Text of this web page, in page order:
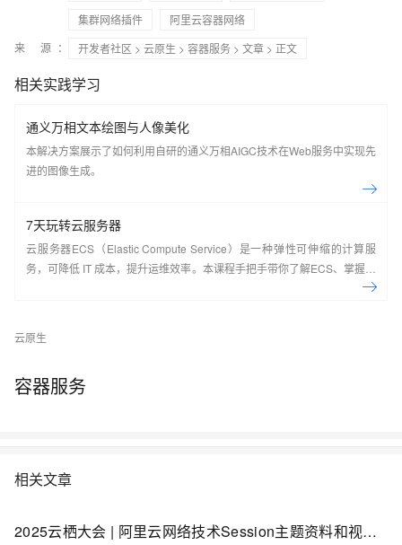
集群网络插件
阿里云容器网络
来 源：
开发者社区 > 云原生 > 容器服务 > 文章 > 正文
相关实践学习
通义万相文本绘图与人像美化
本解决方案展示了如何利用自研的通义万相AIGC技术在Web服务中实现先
进的图像生成。
7天玩转云服务器
云服务器ECS（Elastic Compute Service）是一种弹性可伸缩的计算服
务，可降低 IT 成本，提升运维效率。本课程手把手带你了解ECS、掌握基
本操作、动手实操快照管理、镜像管理等。了解产品详
云原生
容器服务
相关文章
2025云栖大会 | 阿里云网络技术Session主题资料和视频回放归档